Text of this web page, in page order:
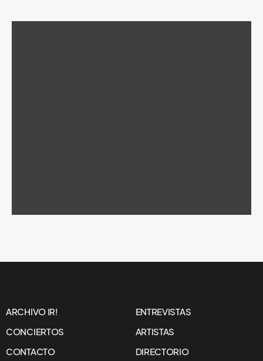
ARCHIVO IR!
ENTREVISTAS
CONCIERTOS
ARTISTAS
CONTACTO
DIRECTORIO